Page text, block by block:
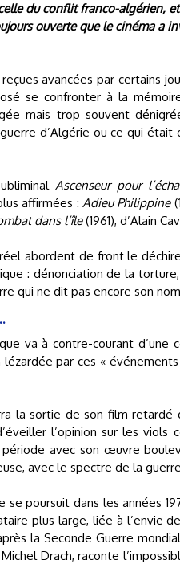
du conflit franco-algérien,
ouverte que le cinéma a
avancées par certains
osé se confronter à la
mais trop souvent
d’Algérie ou ce qui
Ascenseur pour
affirmées : Adieu Philippine
dans l’île(1961), d’Alain
abordent de front le
: dénonciation de la
qui ne dit pas encore son
va à contre-courant
lézardée par ces «
la sortie de son film retardé
l’opinion sur les viols
avec son œuvre
avec le spectre de la
se poursuit dans les années
plus large, liée à l’envie
la Seconde Guerre
Drach, raconte